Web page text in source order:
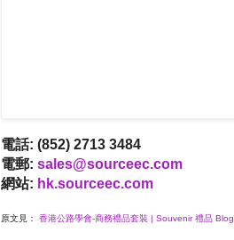
電話: (852) 2713 3484
電郵: sales@sourceec.com
網站: hk.sourceec.com
原文見： 香港公路學會-商務禮品套裝 | Souvenir 禮品 Blog